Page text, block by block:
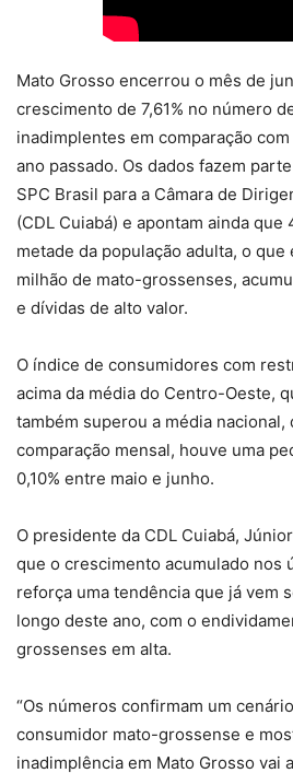
Mato Grosso encerrou o mês de
crescimento de 7,61% no número
inadimplentes em comparação
ano passado. Os dados fazem
SPC Brasil para a Câmara de
(CDL Cuiabá) e apontam ainda que
metade da população adulta, o que
milhão de mato-grossenses,
e dívidas de alto valor.
O índice de consumidores com
acima da média do Centro-Oeste,
também superou a média nacional,
comparação mensal, houve uma
0,10% entre maio e junho.
O presidente da CDL Cuiabá,
que o crescimento acumulado nos
reforça uma tendência que já vem
longo deste ano, com o
grossenses em alta.
“Os números confirmam um
consumidor mato-grossense e
inadimplência em Mato Grosso vai